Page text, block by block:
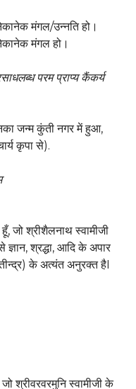
मंगल/उन्नति हो।
मंगल हो।
परम प्राप्य कैंकर्य
जन्म कुंती नगर में हुआ,
कृपा से).
जो श्रीशैलनाथ स्वामीजी
श्रद्धा, आदि के अपार
के अत्यंत अनुरक्त हैI
श्रीवरवरमुनि स्वामीजी के